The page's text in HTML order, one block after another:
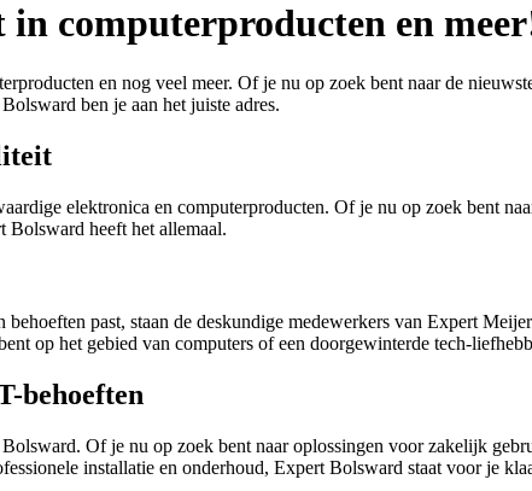
computerproducten en
en nog veel meer. Of je nu op zoek bent naar de
ben je aan het juiste adres.
elektronica en computerproducten. Of je nu op zoek bent
Bolsward heeft het allemaal.
past, staan de deskundige medewerkers van Expert
op het gebied van computers of een doorgewinterde tech-
behoeften
Of je nu op zoek bent naar oplossingen voor zakelijk
installatie en onderhoud, Expert Bolsward staat voor je